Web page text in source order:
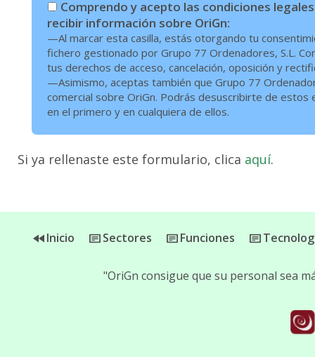
Comprendo y acepto las condiciones
recibir información sobre OriGn:
—Al marcar esta casilla, estás otorgando tu
fichero gestionado por Grupo 77 Ordenadores, S.L.
tus derechos de acceso, cancelación, oposición y
—Asimismo, aceptas también que Grupo 77
comercial sobre OriGn. Podrás desuscribirte de estos
en el primero y en cualquiera de ellos.
Si ya rellenaste este formulario, clica aquí.
Inicio Sectores Funciones
"OriGn consigue que su personal sea